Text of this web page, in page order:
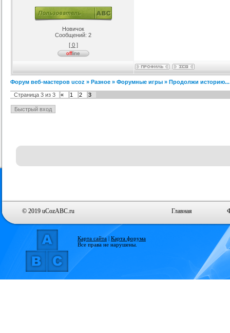
Новичок
Сообщений: 2
[ 0 ]
Форум веб-мастеров ucoz » Разное » Форумные игры » Продолжи историю...
Страница 3 из 3 « 1 2 3
© 2019 uCozABC.ru Главная
Карта сайта | Карта форума
Все права не нарушены.